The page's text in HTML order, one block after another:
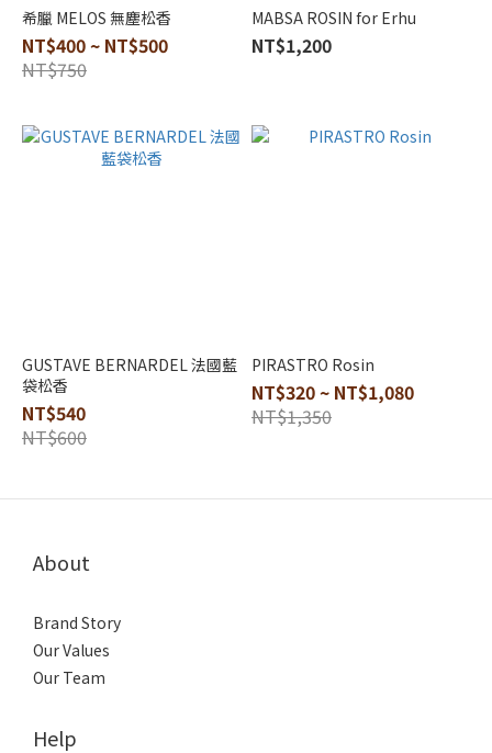
希臘 MELOS 無塵松香
NT$400 ~ NT$500
NT$750
MABSA ROSIN for Erhu
NT$1,200
GUSTAVE BERNARDEL 法國藍
袋松香
NT$540
NT$600
PIRASTRO Rosin
NT$320 ~ NT$1,080
NT$1,350
About
Brand Story
Our Values
Our Team
Help